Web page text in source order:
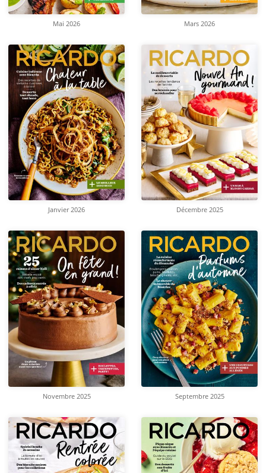
Mai 2026 Mars 2026
Janvier 2026 Décembre 2025
Novembre 2025 Septembre 2025